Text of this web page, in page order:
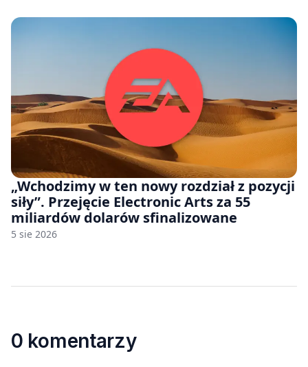
„Wchodzimy w ten nowy rozdział z pozycji
siły”. Przejęcie Electronic Arts za 55
miliardów dolarów sfinalizowane
5 sie 2026
0 komentarzy